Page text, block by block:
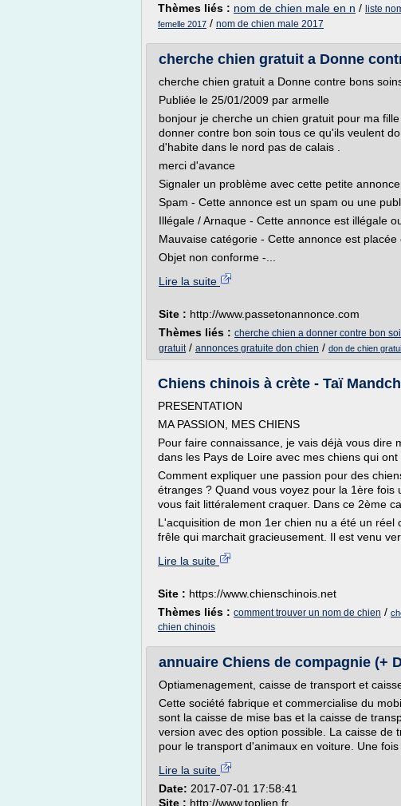
Thèmes liés : nom de chien male en n / liste
femelle 2017 / nom de chien male 2017
cherche chien gratuit a Donne
cherche chien gratuit a Donne contre bons
Publiée le 25/01/2009 par armelle
bonjour je cherche un chien gratuit pour ma
donner contre bon soin tous ce qu'ils veulent
d'habite dans le nord pas de calais .
merci d'avance
Signaler un problème avec cette petite
Spam - Cette annonce est un spam ou une
Illégale / Arnaque - Cette annonce est illégale
Mauvaise catégorie - Cette annonce est placée
Objet non conforme -...
Lire la suite
Site : http://www.passetonannonce.com
Thèmes liés : cherche chien a donner contre bon
gratuit/ annonces gratuite don chien / don de chien
Chiens chinois à crète - Taï
PRESENTATION
MA PASSION, MES CHIENS
Pour faire connaissance, je vais déjà vous dire
dans les Pays de Loire avec mes chiens qui
Comment expliquer une passion pour des
étranges ? Quand vous voyez pour la 1ère fois
vous fait littéralement craquer. Dans ce 2ème
L'acquisition de mon 1er chien nu a été un
frêle qui marchait gracieusement. Il est venu
Lire la suite
Site : https://www.chienschinois.net
Thèmes liés : comment trouver un nom de chien /
chien chinois
annuaire Chiens de compagnie (+
Optiamenagement, caisse de transport et
Cette société fabrique et commercialise du
sont la caisse de mise bas et la caisse de
version avec des option possible. La caisse
pour le transport d'animaux en voiture. Une fois
Lire la suite
Date: 2017-07-01 17:58:41
Site : http://www.toplien.fr